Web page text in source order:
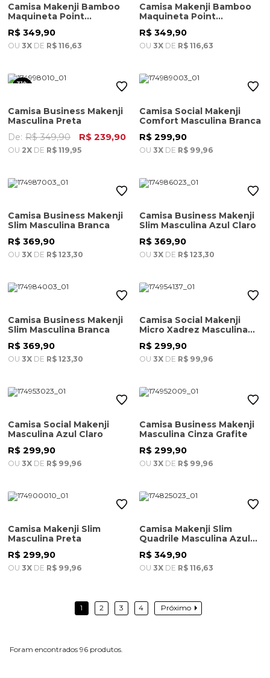
Camisa Makenji Bamboo
Maquineta Point
R$ 349,90
OU 3X DE R$ 116,63
Camisa Makenji Bamboo
Maquineta Point
R$ 349,90
OU 3X DE R$ 116,63
31%
Camisa Business Makenji
Masculina Preta
De: R$ 349,90 R$ 239,90
OU 2X DE R$ 119,95
Camisa Social Makenji
Comfort Masculina Branca
R$ 299,90
OU 3X DE R$ 99,96
Camisa Business Makenji
Slim Masculina Branca
R$ 369,90
OU 3X DE R$ 123,30
Camisa Business Makenji
Slim Masculina Azul Claro
R$ 369,90
OU 3X DE R$ 123,30
Camisa Business Makenji
Slim Masculina Branca
R$ 369,90
OU 3X DE R$ 123,30
Camisa Social Makenji
Micro Xadrez Masculina
R$ 299,90
OU 3X DE R$ 99,96
Camisa Social Makenji
Masculina Azul Claro
R$ 299,90
OU 3X DE R$ 99,96
Camisa Business Makenji
Masculina Cinza Grafite
R$ 299,90
OU 3X DE R$ 99,96
Camisa Makenji Slim
Masculina Preta
R$ 299,90
OU 3X DE R$ 99,96
Camisa Makenji Slim
Quadrile Masculina Azul
R$ 349,90
OU 3X DE R$ 116,63
1 2 3 4 Próximo
96